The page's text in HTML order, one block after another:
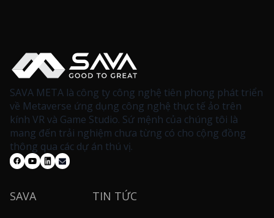
SAVA META là công ty công nghệ tiên phong phát triển
về Metaverse ứng dụng công nghệ thực tế ảo trên
kính VR và Game Studio. Sứ mệnh của chúng tôi là
mang đến trải nghiệm chưa từng có cho cộng đồng
thông qua các dự án thú vị.
SAVA TIN TỨC